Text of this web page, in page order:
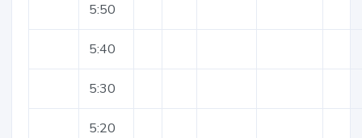
5:50
5:40
5:30
5:20